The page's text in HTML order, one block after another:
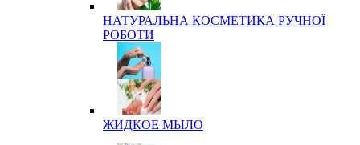
НАТУРАЛЬНА КОСМЕТИКА РУЧНОЇ
РОБОТИ
ЖИДКОЕ МЫЛО